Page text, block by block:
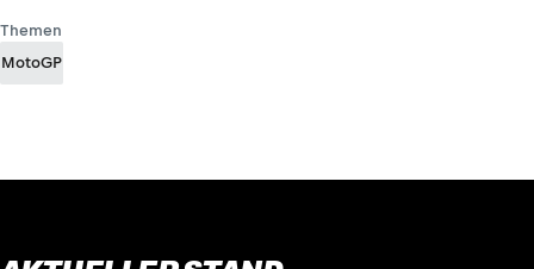
Themen
MotoGP